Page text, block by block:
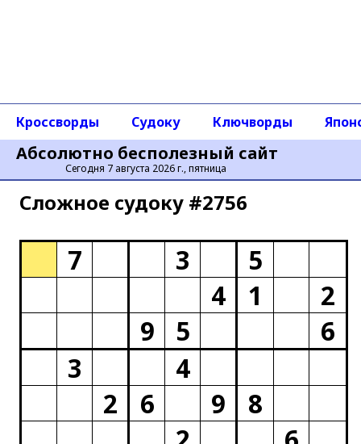
Абсолютно бесполезный сайт
Сегодня 7 августа 2026 г., пятница
Кроссворды Судоку Ключворды
Сложное cудоку #2756
7 3
5
4
1
2
9
5
6
3
4
2
6 9
8